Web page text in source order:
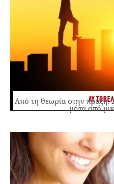
Από τη θεωρία στην πράξη:
μέσα από